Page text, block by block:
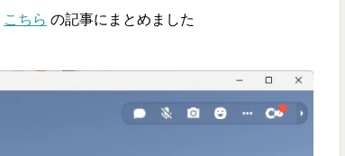
こちら の記事にまとめました